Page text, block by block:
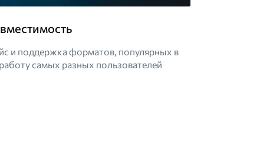
и поддержка форматов, популярных в
самых разных пользователей